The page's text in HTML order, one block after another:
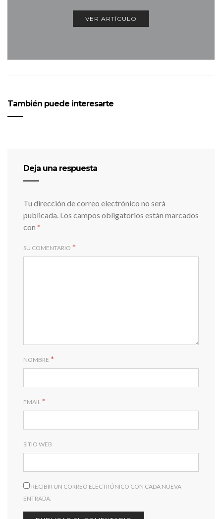
VER ARTÍCULO
También puede interesarte
Deja una respuesta
Tu dirección de correo electrónico no será
publicada. Los campos obligatorios están marcados
con *
SU COMENTARIO *
NOMBRE *
EMAIL *
SITIO WEB
RECIBIR UN CORREO ELECTRÓNICO CON CADA NUEVA
ENTRADA.